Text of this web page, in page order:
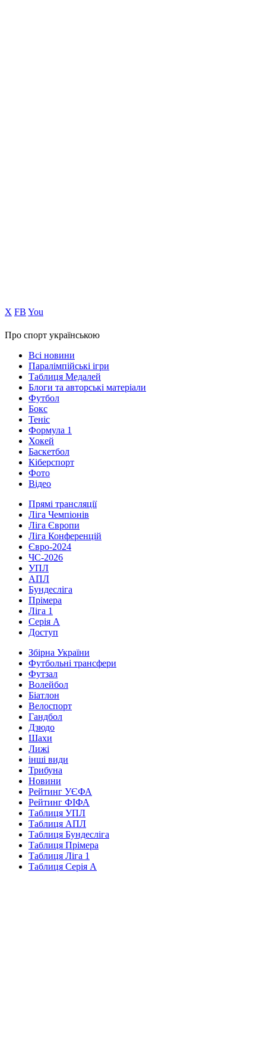
Х FB You
Про спорт українською
Всі новини
Паралімпійські ігри
Таблиця Медалей
Блоги та авторські матеріали
Футбол
Бокс
Теніс
Формула 1
Хокей
Баскетбол
Кіберспорт
Фото
Відео
Прямі трансляції
Ліга Чемпіонів
Ліга Європи
Ліга Конференцій
Євро-2024
ЧС-2026
УПЛ
АПЛ
Бундесліга
Прімера
Ліга 1
Серія А
Доступ
Збірна України
Футбольні трансфери
Футзал
Волейбол
Біатлон
Велоспорт
Гандбол
Дзюдо
Шахи
Лижі
інші види
Трибуна
Новини
Рейтинг УЄФА
Рейтинг ФІФА
Таблиця УПЛ
Таблиця АПЛ
Таблиця Бундесліга
Таблиця Прімера
Таблиця Ліга 1
Таблиця Серія А